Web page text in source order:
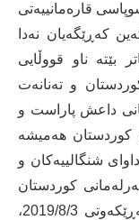
قارەمانییەتی
کەڕێگەیان نەدا
بێتە ناو قووڵایی
و تەنانەت
داعش پاراست و
کوردستان هەمیشە
شنگالییەکان و
كوردستان
له‌دانیشتنی ژماره‌ (3)ى نائاسایی خۆیدا له‌ڕێكه‌وتی 2019/8/3،